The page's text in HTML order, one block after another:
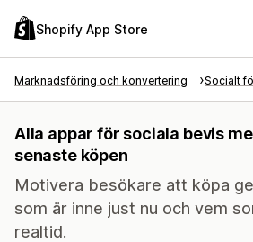
Shopify App Store
Marknadsföring och konvertering Socialt
Alla appar för sociala bevis
senaste köpen
Motivera besökare att köpa
som är inne just nu och vem
realtid.